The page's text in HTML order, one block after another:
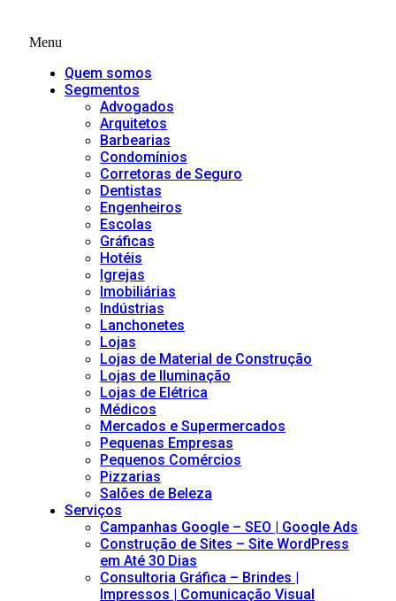
Menu
Quem somos
Segmentos
Advogados
Arquitetos
Barbearias
Condomínios
Corretoras de Seguro
Dentistas
Engenheiros
Escolas
Gráficas
Hotéis
Igrejas
Imobiliárias
Indústrias
Lanchonetes
Lojas
Lojas de Material de Construção
Lojas de Iluminação
Lojas de Elétrica
Médicos
Mercados e Supermercados
Pequenas Empresas
Pequenos Comércios
Pizzarias
Salões de Beleza
Serviços
Campanhas Google – SEO | Google Ads
Construção de Sites – Site WordPress
em Até 30 Dias
Consultoria Gráfica – Brindes |
Impressos | Comunicação Visual